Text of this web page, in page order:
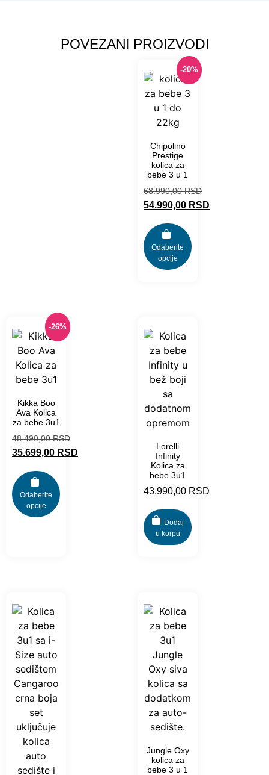
POVEZANI PROIZVODI
-20%
Chipolino
Prestige
kolica za
bebe 3 u 1
68.990,00RSD
54.990,00 RSD
Odaberite
opcije
-26%
Kikka Boo
Ava Kolica
za bebe 3u1
48.490,00RSD
35.699,00 RSD
Odaberite
opcije
Lorelli
Infinity
Kolica za
bebe 3u1
43.990,00 RSD
Dodaj
u korpu
Jungle Oxy
kolica za
bebe 3 u 1